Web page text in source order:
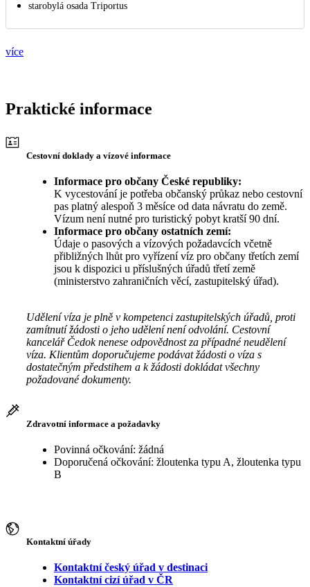
starobylá osada Triportus
více
Praktické informace
Cestovní doklady a vízové informace
Informace pro občany České republiky:
K vycestování je potřeba občanský průkaz nebo cestovní
pas platný alespoň 3 měsíce od data návratu do země.
Vízum není nutné pro turistický pobyt kratší 90 dní.
Informace pro občany ostatních zemí:
Údaje o pasových a vízových požadavcích včetně
přibližných lhůt pro vyřízení víz pro občany třetích zemí
jsou k dispozici u příslušných úřadů třetí země
(ministerstvo zahraničních věcí, zastupitelský úřad).
Udělení víza je plně v kompetenci zastupitelských úřadů, proti
zamítnutí žádosti o jeho udělení není odvolání. Cestovní
kancelář Čedok nenese odpovědnost za případné neudělení
víza. Klientům doporučujeme podávat žádosti o víza s
dostatečným předstihem a k žádosti dokládat všechny
požadované dokumenty.
Zdravotní informace a požadavky
Povinná očkování: žádná
Doporučená očkování: žloutenka typu A, žloutenka typu
B
Kontaktní úřady
Kontaktní český úřad v destinaci
Kontaktní cizí úřad v ČR